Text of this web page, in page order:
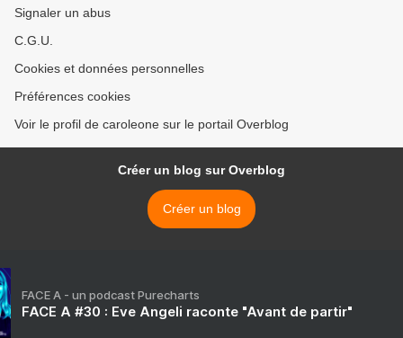
Signaler un abus
C.G.U.
Cookies et données personnelles
Préférences cookies
Voir le profil de caroleone sur le portail Overblog
Créer un blog sur Overblog
Créer un blog
FACE A - un podcast Purecharts
FACE A #30 : Eve Angeli raconte "Avant de partir"